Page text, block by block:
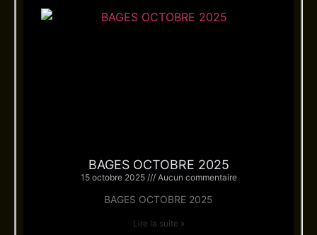
BAGES OCTOBRE 2025
15 octobre 2025 Aucun commentaire
BAGES OCTOBRE 2025
Lire la suite »